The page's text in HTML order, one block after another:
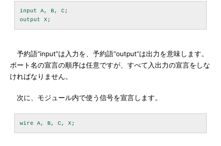
input A, B, C;
予約語“input”は入力を、予約語“output”は出力を意味します。
ポート名の宣言の順序は任意ですが、すべて入出力の宣言をしな
ければなりません。
次に、モジュール内で使う信号を宣言します。